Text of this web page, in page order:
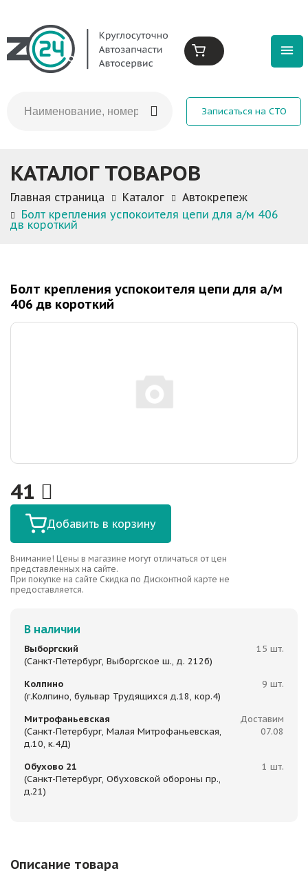
Записаться на СТО
КАТАЛОГ ТОВАРОВ
Главная страница Каталог
Автокрепеж
Болт крепления успокоителя цепи для а/м 406
дв короткий
Болт крепления успокоителя цепи для а/м
406 дв короткий
41
Добавить в корзину
Внимание! Цены в магазине могут отличаться от цен
представленных на сайте.
При покупке на сайте Скидка по Дисконтной карте не
предоставляется.
В наличии
Выборгский
(Санкт-Петербург, Выборгское ш., д. 212б)
15 шт.
Колпино
(г.Колпино, бульвар Трудящихся д.18, кор.4)
9 шт.
Митрофаньевская
(Санкт-Петербург, Малая Митрофаньевская,
д.10, к.4Д)
Доставим
07.08
Обухово 21
(Санкт-Петербург, Обуховской обороны пр.,
д.21)
1 шт.
Описание товара